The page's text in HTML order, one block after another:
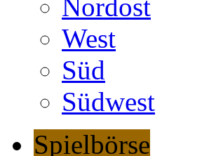
Nordost
West
Süd
Südwest
Spielbörse